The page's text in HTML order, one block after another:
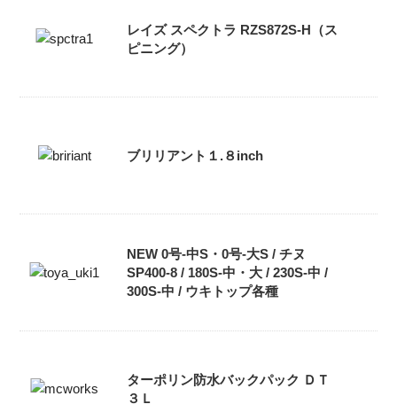
レイズ スペクトラ RZS872S-H（ス
ピニング）
ブリリアント１.８inch
NEW 0号-中S・0号‐大S / チヌ
SP400-8 / 180S-中・大 / 230S-中 /
300S-中 / ウキトップ各種
ターポリン防水バックパック ＤＴ
３Ｌ